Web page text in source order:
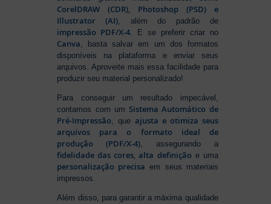
CorelDRAW (CDR), Photoshop (PSD) e
Illustrator (AI) , além do padrão de
impressão PDF/X-4 . E se preferir criar no
Canva , basta salvar em um dos formatos
disponíveis na plataforma e enviar seus
arquivos. Aproveite mais essa facilidade para
produzir seu material personalizado!
Para conseguir um resultado impecável,
contamos com um Sistema Automático de
Pré-Impressão , queajusta e otimiza seus
arquivos para o formato ideal de
produção (PDF/X-4) , assegurando a
fidelidade das cores, alta definição e uma
personalização precisa em seus materiais
impressos.
Além disso, para garantir a máxima qualidade